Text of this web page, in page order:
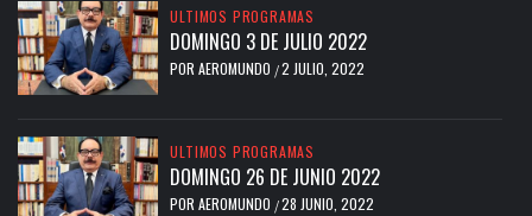
ULTIMOS PROGRAMAS
DOMINGO 3 DE JULIO 2022
POR AEROMUNDO /2 JULIO, 2022
ULTIMOS PROGRAMAS
DOMINGO 26 DE JUNIO 2022
POR AEROMUNDO /28 JUNIO, 2022